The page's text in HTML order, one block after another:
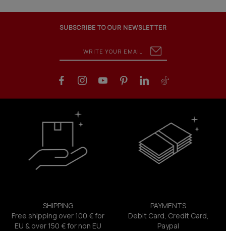
SUBSCRIBE TO OUR NEWSLETTER
SHIPPING
Free shipping over 100 € for
EU & over 150 € for non EU
PAYMENTS
Debit Card, Credit Card,
Paypal